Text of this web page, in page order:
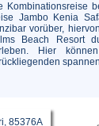
Kombinationsreise
Jambo Kenia
vorüber,
Beach Resort
Hier